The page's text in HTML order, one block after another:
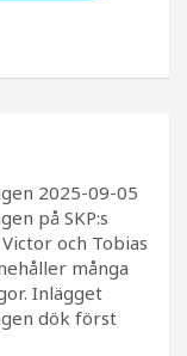
2025-09-05
på SKP:s
och Tobias
många
Inlägget
dök först